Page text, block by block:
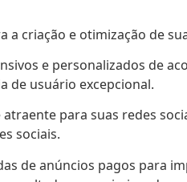
criação e otimização de
e personalizados de
de usuário excepcional.
para suas redes
sociais.
de anúncios pagos para